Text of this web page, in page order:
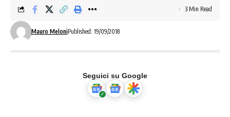
Mauro MeloniPublished: 19/09/2018
3 Min Read
Seguici su Google